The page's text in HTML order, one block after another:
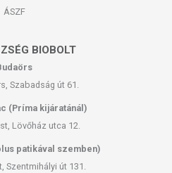
ÁSZF
BIOBOLT
Szabadság út 61.
(Príma kijáratánál)
Lövőház utca 12.
patikával szemben)
Szentmihályi út 131.